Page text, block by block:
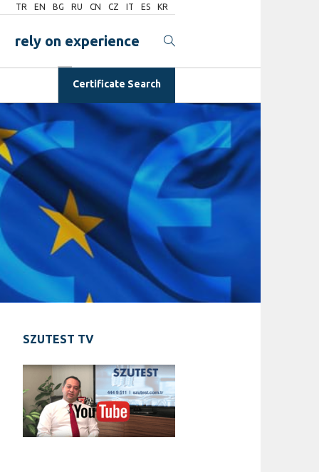
TR EN BG RU CN CZ IT ES KR
rely on experience
Certificate Search
SZUTEST TV